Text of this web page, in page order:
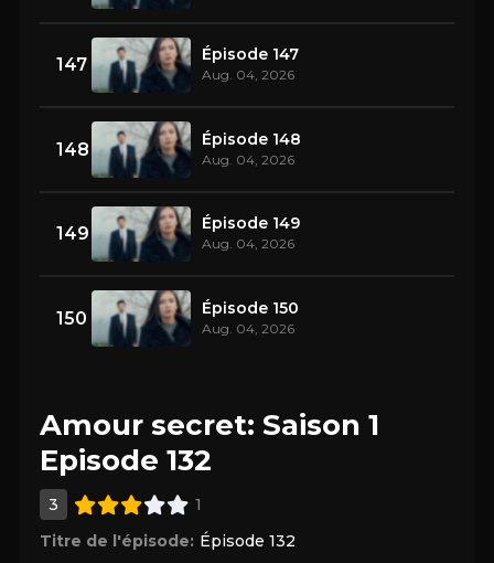
147 Épisode 147
Aug. 04, 2026
148 Épisode 148
Aug. 04, 2026
149 Épisode 149
Aug. 04, 2026
150 Épisode 150
Aug. 04, 2026
Amour secret: Saison 1
Episode 132
3
1
Titre de l'épisode: Épisode 132